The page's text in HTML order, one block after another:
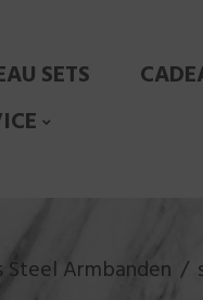
SETS
Steel Armbanden